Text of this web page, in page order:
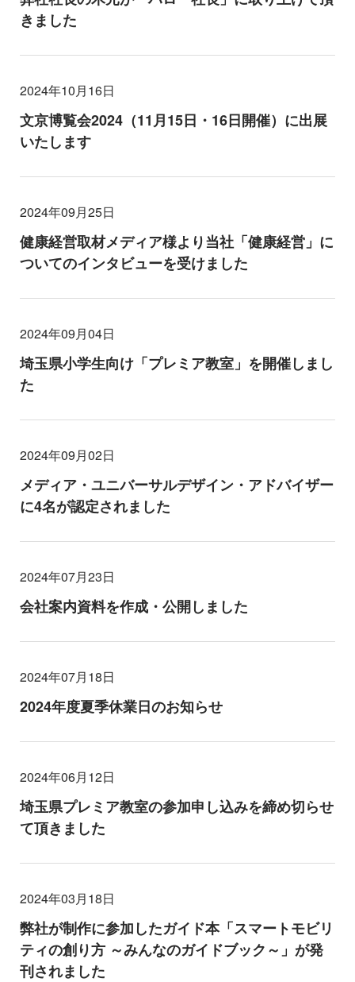
きました
2024年10月16日
文京博覧会2024（11月15日・16日開催）に出展
いたします
2024年09月25日
健康経営取材メディア様より当社「健康経営」に
ついてのインタビューを受けました
2024年09月04日
埼玉県小学生向け「プレミア教室」を開催しまし
た
2024年09月02日
メディア・ユニバーサルデザイン・アドバイザー
に4名が認定されました
2024年07月23日
会社案内資料を作成・公開しました
2024年07月18日
2024年度夏季休業日のお知らせ
2024年06月12日
埼玉県プレミア教室の参加申し込みを締め切らせ
て頂きました
2024年03月18日
弊社が制作に参加したガイド本「スマートモビリ
ティの創り方 ～みんなのガイドブック～」が発
刊されました